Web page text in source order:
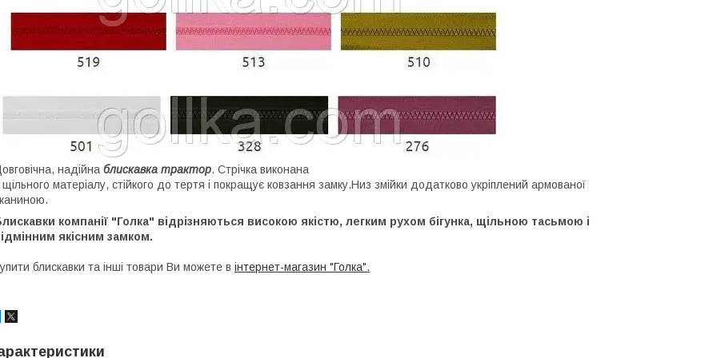
надійна блискавка трактор. Стрічка виконана
щільного матеріалу, стійкого до тертя і покращує ковзання замку.Низ змійки додатково укріплений армованої
компанії "Голка" відрізняються високою якістю, легким рухом бігунка, щільною тасьмою і
якісним замком.
блискавки та інші товари Ви можете в інтернет-магазин "Голка".